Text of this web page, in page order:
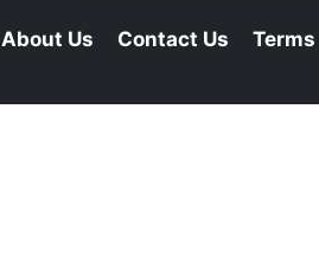
About Us Contact Us Terms